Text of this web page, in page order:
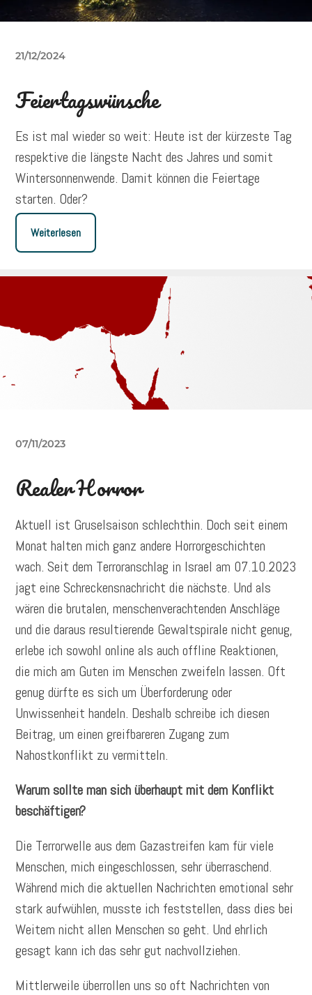
21/12/2024
Feiertagswünsche
Es ist mal wieder so weit: Heute ist der kürzeste Tag
respektive die längste Nacht des Jahres und somit
Wintersonnenwende. Damit können die Feiertage
starten. Oder?
Weiterlesen
07/11/2023
Realer Horror
Aktuell ist Gruselsaison schlechthin. Doch seit einem
Monat halten mich ganz andere Horrorgeschichten
wach. Seit dem Terroranschlag in Israel am 07.10.2023
jagt eine Schreckensnachricht die nächste. Und als
wären die brutalen, menschenverachtenden Anschläge
und die daraus resultierende Gewaltspirale nicht genug,
erlebe ich sowohl online als auch offline Reaktionen,
die mich am Guten im Menschen zweifeln lassen. Oft
genug dürfte es sich um Überforderung oder
Unwissenheit handeln. Deshalb schreibe ich diesen
Beitrag, um einen greifbareren Zugang zum
Nahostkonflikt zu vermitteln.
Warum sollte man sich überhaupt mit dem Konflikt
beschäftigen?
Die Terrorwelle aus dem Gazastreifen kam für viele
Menschen, mich eingeschlossen, sehr überraschend.
Während mich die aktuellen Nachrichten emotional sehr
stark aufwühlen, musste ich feststellen, dass dies bei
Weitem nicht allen Menschen so geht. Und ehrlich
gesagt kann ich das sehr gut nachvollziehen.
Mittlerweile überrollen uns so oft Nachrichten von